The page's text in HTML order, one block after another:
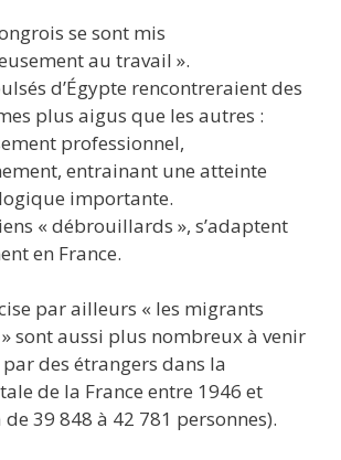
se sont mis
au travail ».
d’Égypte rencontreraient des
plus aigus que les autres :
professionnel,
entrainant une atteinte
importante.
« débrouillards », s’adaptent
en France.
par ailleurs « les migrants
sont aussi plus nombreux à venir
par des étrangers dans la
de la France entre 1946 et
39 848 à 42 781 personnes).